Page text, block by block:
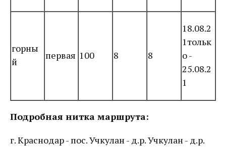
горны
й
первая 100 8 8
18.08.2
1тольк
о -
25.08.2
1
Подробная нитка маршрута:
г. Краснодар - пос. Учкулан - д.р. Учкулан - д.р.